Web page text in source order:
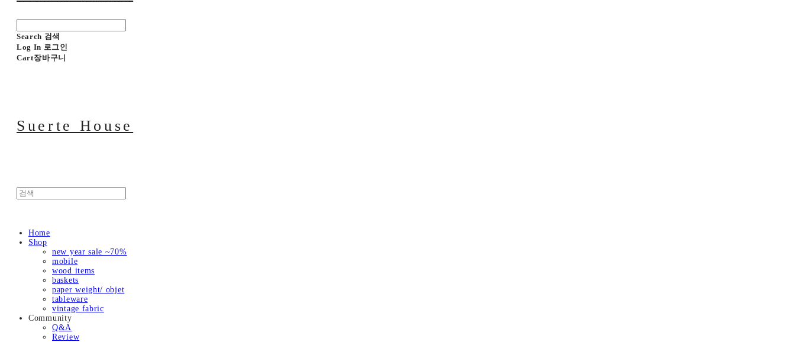
Search 검색
Log In 로그인
Cart장바구니
Suerte House
Home
Shop
new year sale ~70%
mobile
wood items
baskets
paper weight/ objet
tableware
vintage fabric
Community
Q&A
Review